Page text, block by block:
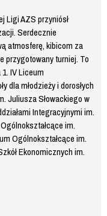
Ligi AZS przyniósł
Serdecznie
atmosferę, kibicom za
przygotowany turniej. To
IV Liceum
dla młodzieży i dorosłych
Juliusza Słowackiego w
Integracyjnymi im.
im.
Ogólnokształcące im.
Ekonomicznych im.